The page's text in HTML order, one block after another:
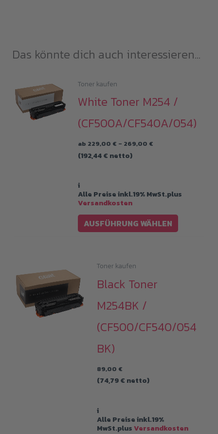
Das könnte dich auch interessieren...
Toner kaufen
White Toner M254 /
(CF500A/CF540A/054)
ab 229,00 € – 269,00 €
(192,44€ netto)
i
Alle Preise inkl.19% MwSt.plus
Versandkosten
AUSFÜHRUNG WÄHLEN
Dieses
Produkt
können
Toner kaufen
Black Toner
M254BK /
(CF500/CF540/054
BK)
89,00 €
(74,79€ netto)
i
Alle Preise inkl.19%
MwSt.plusVersandkosten